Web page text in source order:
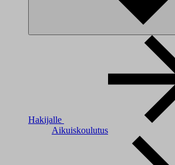
Hakijalle
Aikuiskoulutus